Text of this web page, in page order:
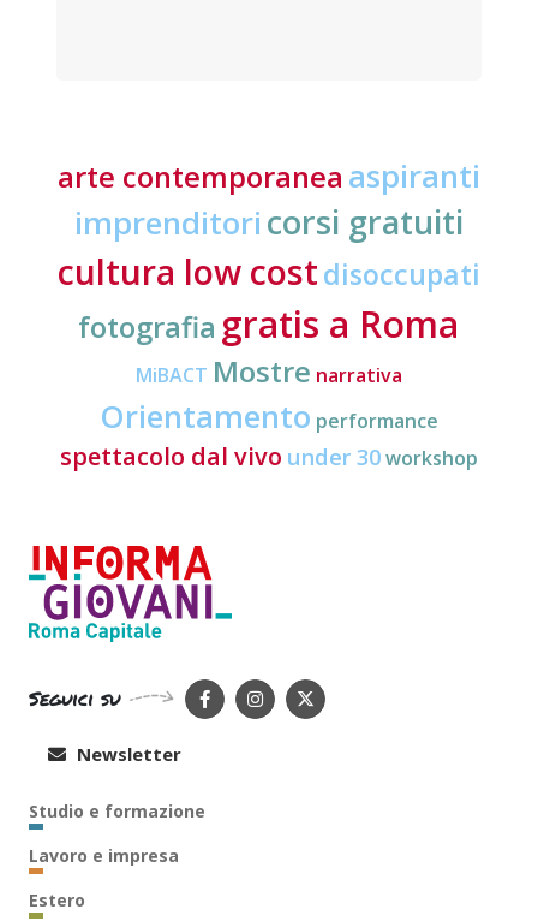
arte contemporanea aspiranti
imprenditori corsi gratuiti
cultura low costdisoccupati
fotografia gratis a Roma
MiBACT Mostre narrativa
Orientamento performance
spettacolo dal vivo under 30workshop
Seguici su
Newsletter
Studio e formazione
Lavoro e impresa
Estero